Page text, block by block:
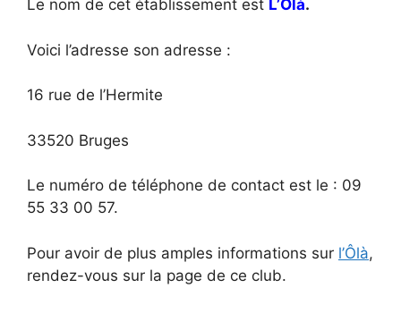
Le nom de cet établissement est L’Ôlà.
Voici l’adresse son adresse :
16 rue de l’Hermite
33520 Bruges
Le numéro de téléphone de contact est le : 09
55 33 00 57.
Pour avoir de plus amples informations sur l’Ôlà,
rendez-vous sur la page de ce club.